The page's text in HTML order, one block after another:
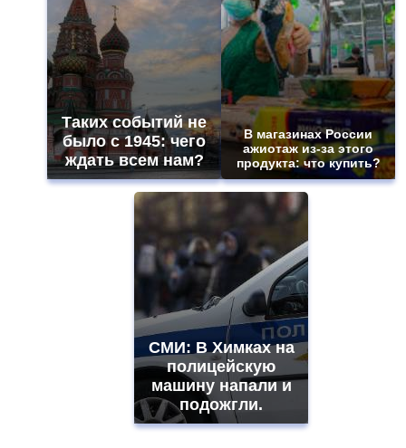
Таких событий не
было с 1945: чего
ждать всем нам?
В магазинах России
ажиотаж из-за этого
продукта: что купить?
СМИ: В Химках на
полицейскую
машину напали и
подожгли.